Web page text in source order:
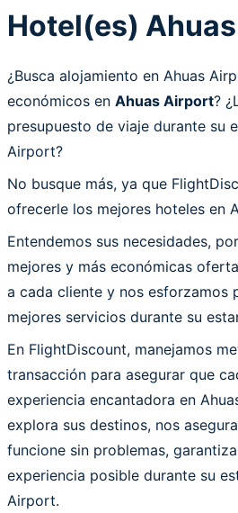
Hotel(es)
¿Busca alojamiento en Ahuas
económicos en Ahuas Airport?
presupuesto de viaje durante su
Airport?
No busque más, ya que
ofrecerle los mejores hoteles en
Entendemos sus necesidades,
mejores y más económicas
a cada cliente y nos esforzamos
mejores servicios durante su
En FlightDiscount, manejamos
transacción para asegurar que
experiencia encantadora en
explora sus destinos, nos
funcione sin problemas,
experiencia posible durante su
Airport.